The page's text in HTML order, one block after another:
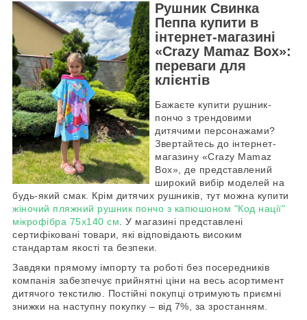
Рушник Свинка
Пеппа купити в
інтернет-магазині
«Crazy Mamaz Box»:
переваги для
клієнтів
Бажаєте купити рушник-
пончо з трендовими
дитячими персонажами?
Звертайтесь до інтернет-
магазину «Crazy Mamaz
Box», де представлений
широкий вибір моделей на
будь-який смак. Крім дитячих рушників, тут можна купити
жіночий пляжний рушник пончо з капюшоном "Код нації"
мікрофібра 75х140 см . У магазині представлені
сертифіковані товари, які відповідають високим
стандартам якості та безпеки.
Завдяки прямому імпорту та роботі без посередників
компанія забезпечує прийнятні ціни на весь асортимент
дитячого текстилю. Постійні покупці отримують приємні
знижки на наступну покупку – від 7%, за зростанням.